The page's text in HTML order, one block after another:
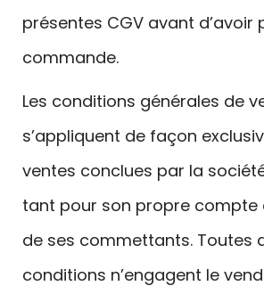
présentes CGV avant d’avoir
commande.
Les conditions générales de
s’appliquent de façon
ventes conclues par la
tant pour son propre compte
de ses commettants. Toutes
conditions n’engagent le